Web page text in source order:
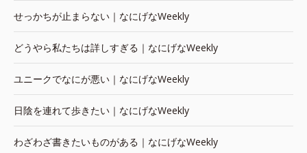
せっかちが止まらない｜なにげなWeekly
どうやら私たちは詳しすぎる｜なにげなWeekly
ユニークでなにが悪い｜なにげなWeekly
日陰を連れて歩きたい｜なにげなWeekly
わざわざ書きたいものがある｜なにげなWeekly